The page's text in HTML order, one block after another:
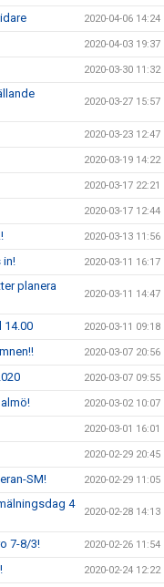
2020-04-06 14:24
2020-04-03 19:37
2020-03-30 11:32
2020-03-27 15:57
2020-03-23 12:47
2020-03-19 14:22
2020-03-17 22:21
2020-03-17 12:44
2020-03-13 11:56
in! 2020-03-11 16:17
planera
2020-03-11 14:47
14.00 2020-03-11 09:18
2020-03-07 20:56
2020-03-07 09:55
2020-03-02 10:07
2020-03-01 16:01
2020-02-29 20:45
SM! 2020-02-29 11:05
4
2020-02-28 14:13
7-8/3! 2020-02-26 11:54
2020-02-24 12:22